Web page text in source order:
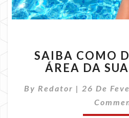
DA
SAIBA COMO
ÁREA DA
By Redator | 26 De